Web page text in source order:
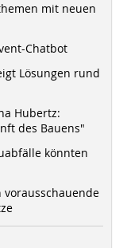
mit neuen
Chatbot
Lösungen rund
Hubertz:
des Bauens"
könnten